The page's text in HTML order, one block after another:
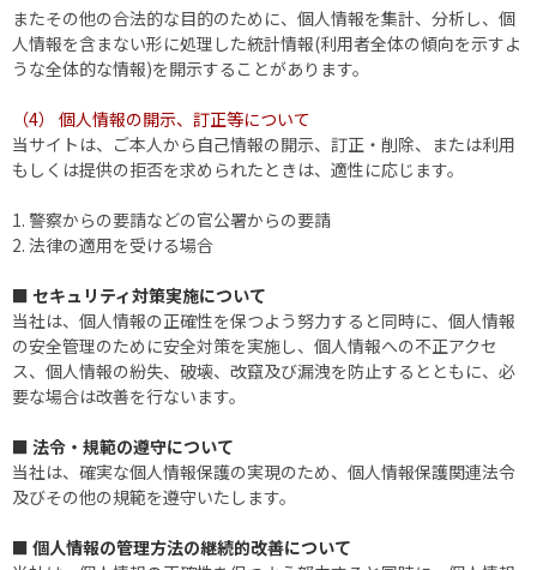
またその他の合法的な目的のために、個人情報を集計、分析し、個
人情報を含まない形に処理した統計情報(利用者全体の傾向を示すよ
うな全体的な情報)を開示することがあります。
（4） 個人情報の開示、訂正等について
当サイトは、ご本人から自己情報の開示、訂正・削除、または利用
もしくは提供の拒否を求められたときは、適性に応じます。
1. 警察からの要請などの官公署からの要請
2. 法律の適用を受ける場合
■ セキュリティ対策実施について
当社は、個人情報の正確性を保つよう努力すると同時に、個人情報
の安全管理のために安全対策を実施し、個人情報への不正アクセ
ス、個人情報の紛失、破壊、改竄及び漏洩を防止するとともに、必
要な場合は改善を行ないます。
■ 法令・規範の遵守について
当社は、確実な個人情報保護の実現のため、個人情報保護関連法令
及びその他の規範を遵守いたします。
■ 個人情報の管理方法の継続的改善について